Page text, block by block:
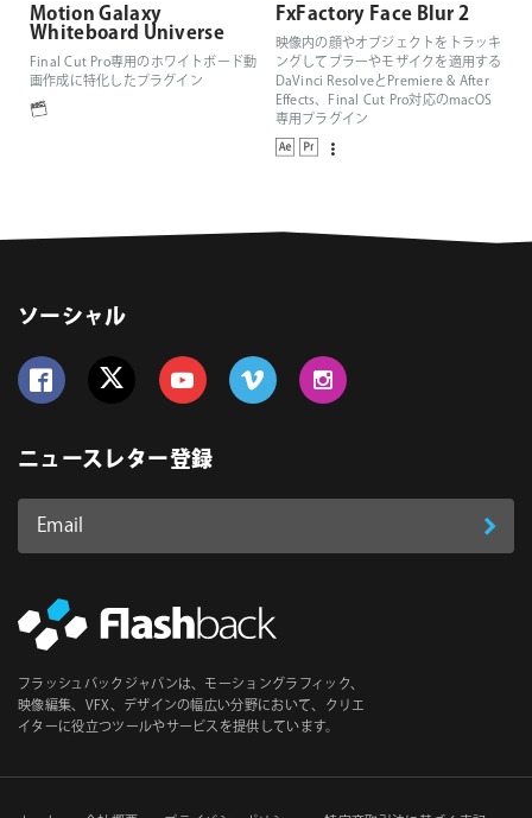
Motion Galaxy
Whiteboard Universe
Final Cut Pro専用のホワイトボード動
画作成に特化したプラグイン
FxFactory Face Blur 2
映像内の顔やオブジェクトをトラッキ
ングしてブラーやモザイクを適用する
DaVinci ResolveとPremiere & After
Effects、Final Cut Pro対応のmacOS
専用プラグイン
ソーシャル
ニュースレター登録
Email
ス
必
須
登
フラッシュバックジャパンは、モーショングラフィック、
映像編集、VFX、デザインの幅広い分野において、クリエ
イターに役立つツールやサービスを提供しています。